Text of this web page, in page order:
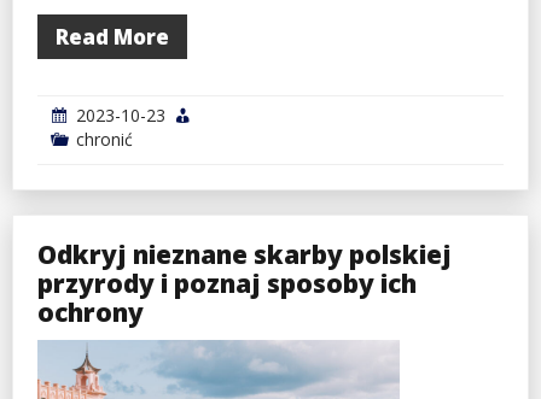
Read More
2023-10-23
chronić
Odkryj nieznane skarby polskiej
przyrody i poznaj sposoby ich
ochrony